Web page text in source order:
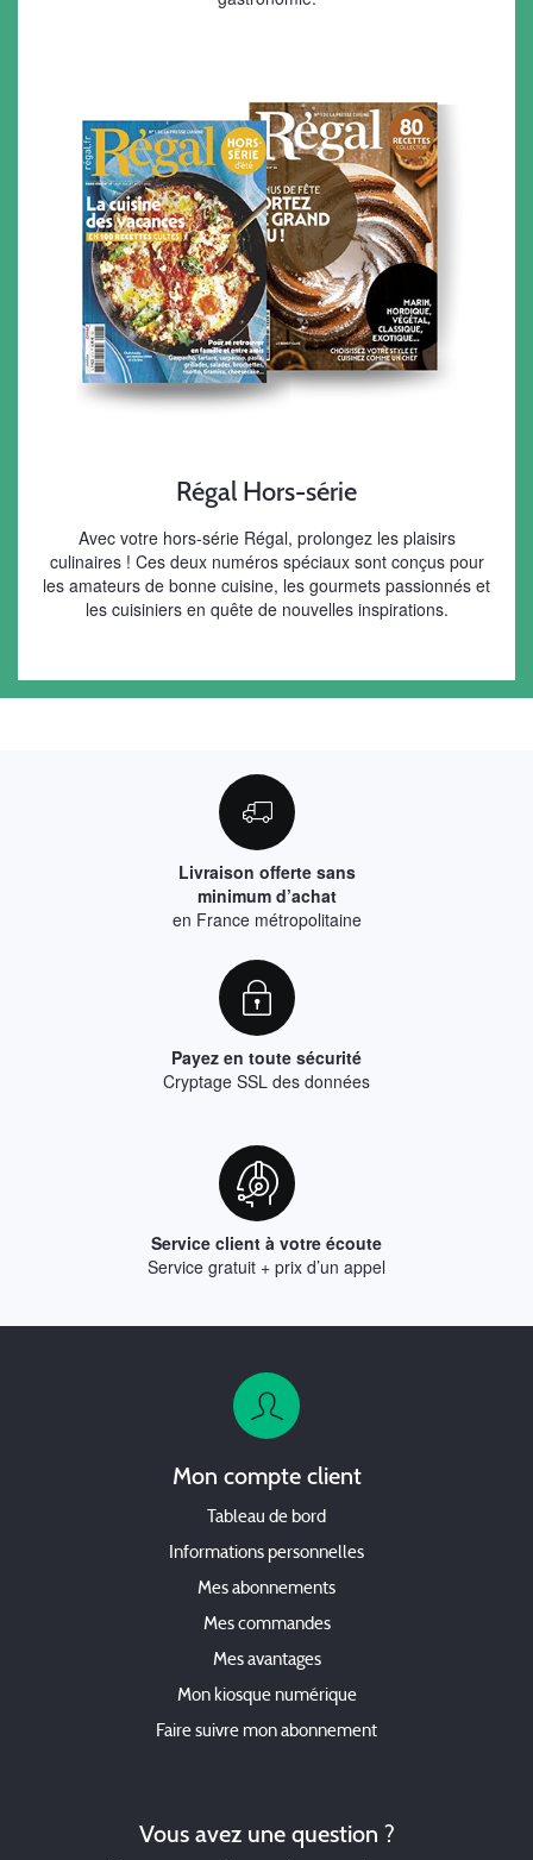
Régal Hors-série
Avec votre hors-série Régal, prolongez les plaisirs
culinaires ! Ces deux numéros spéciaux sont conçus pour
les amateurs de bonne cuisine, les gourmets passionnés et
les cuisiniers en quête de nouvelles inspirations.
Livraison offerte sans
minimum d’achat
en France métropolitaine
Payez en toute sécurité
Cryptage SSL des données
Service client à votre écoute
Service gratuit + prix d’un appel
Mon compte client
Tableau de bord
Informations personnelles
Mes abonnements
Mes commandes
Mes avantages
Mon kiosque numérique
Faire suivre mon abonnement
Vous avez une question ?